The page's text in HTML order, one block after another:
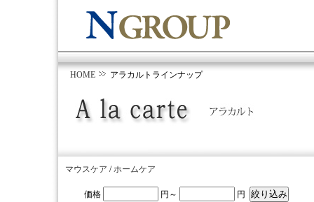
HOME アラカルトラインナップ
マウスケア /ホームケア
価格 円～ 円